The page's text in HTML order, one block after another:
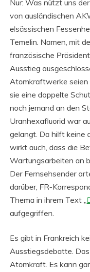
Nur: Was nützt uns
von ausländischen
elsässischen
Temelin. Namen, mit
französische
Ausstieg
Atomkraftwerke seien
sie eine doppelte
noch jemand an den
Uranhexafluorid war
gelangt. Da hilft keine
wirkt auch, dass die
Wartungsarbeiten an
Der Fernsehsender
darüber, FR-
Thema in ihrem Text „
aufgegriffen.
Es gibt in Frankreich
Ausstiegsdebatte.
Atomkraft. Es kann